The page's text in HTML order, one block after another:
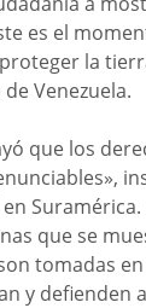
es el
la
Venezuela.
que los
que se
tomadas en
y defienden